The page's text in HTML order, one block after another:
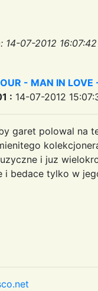
14-07-2012
- MAN IN
: 14-07-2012
garet polowal na
i juz
i bedace tylko w